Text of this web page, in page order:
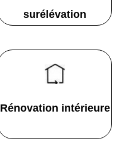
surélévation
Rénovation intérieure